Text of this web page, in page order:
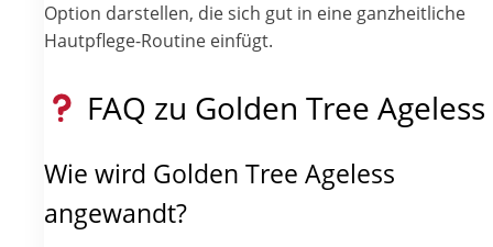
Option darstellen, die sich gut in eine ganzheitliche
Hautpflege-Routine einfügt.
FAQ zu Golden Tree Ageless
Wie wird Golden Tree Ageless
angewandt?